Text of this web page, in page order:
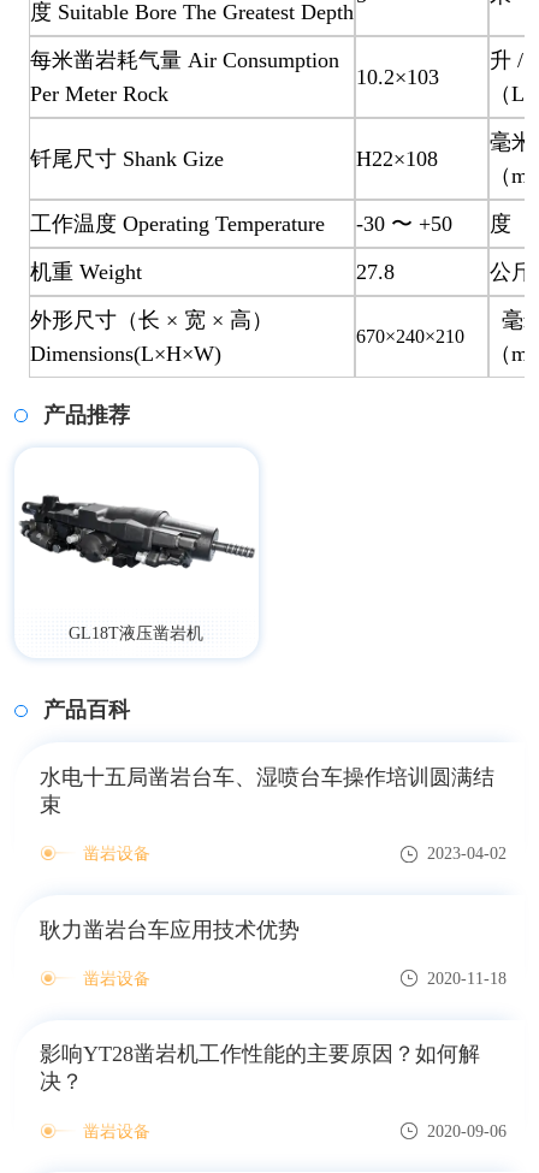
度 Suitable Bore The Greatest Depth
每米凿岩耗气量 Air Consumption
Per Meter Rock
10.2×103
升 /
（L/
钎尾尺寸 Shank Gize H22×108
毫米
（
工作温度 Operating Temperature
-30 〜 +50
度
机重 Weight
27.8
公斤
外形尺寸（长 × 宽 × 高）
Dimensions(L×H×W)
670×240×210
毫
（
产品推荐
GL18T液压凿岩机
产品百科
水电十五局凿岩台车、湿喷台车操作培训圆满结
束
凿岩设备 2023-04-02
耿力凿岩台车应用技术优势
凿岩设备 2020-11-18
影响YT28凿岩机工作性能的主要原因？如何解
决？
凿岩设备 2020-09-06